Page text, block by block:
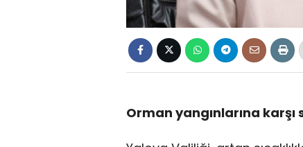
Orman yangınlarına karşı